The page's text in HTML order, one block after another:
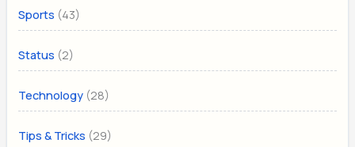
Sports (43)
Status (2)
Technology (28)
Tips & Tricks (29)